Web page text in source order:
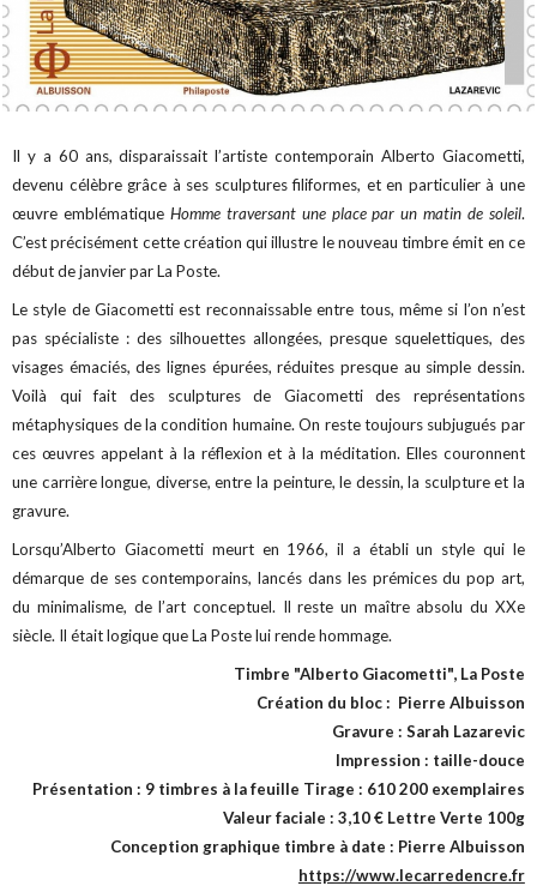
Il y a 60 ans, disparaissait l’artiste contemporain Alberto Giacometti,
devenu célèbre grâce à ses sculptures filiformes, et en particulier à une
œuvre emblématique Homme traversant une place par un matin de soleil.
C’est précisément cette création qui illustre le nouveau timbre émit en ce
début de janvier par La Poste.
Le style de Giacometti est reconnaissable entre tous, même si l’on n’est
pas spécialiste : des silhouettes allongées, presque squelettiques, des
visages émaciés, des lignes épurées, réduites presque au simple dessin.
Voilà qui fait des sculptures de Giacometti des représentations
métaphysiques de la condition humaine. On reste toujours subjugués par
ces œuvres appelant à la réflexion et à la méditation. Elles couronnent
une carrière longue, diverse, entre la peinture,le dessin, la sculpture et la
gravure.
Lorsqu’Alberto Giacometti meurt en 1966, il a établi un style qui le
démarque de ses contemporains, lancés dans les prémices du pop art,
du minimalisme, de l’art conceptuel. Il resteun maître absolu du XXe
siècle. Il était logique que La Poste lui rende hommage.
Timbre "Alberto Giacometti", La Poste
Création du bloc : Pierre Albuisson
Gravure : Sarah Lazarevic
Impression : taille-douce
Présentation : 9 timbres à la feuille Tirage : 610 200 exemplaires
Valeur faciale : 3,10 € Lettre Verte 100g
Conception graphique timbre à date : Pierre Albuisson
https://www.lecarredencre.fr